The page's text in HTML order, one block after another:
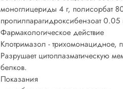
моноглицериды 4 г, полисорбат
пропилпарагидроксибензоат
Фармакологическое действие
Клотримазол - трихомонацидное,
Разрушает цитоплазматическую
белков.
Показания